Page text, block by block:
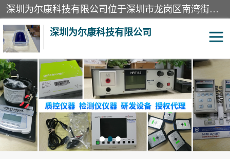
深圳为尔康科技有限公司位于深圳市龙岗区南湾街道。经营范围包括：计算机网络技术开发、技术转让、技术咨询、技术服务；一类医疗器械、通讯设备、机械设备、五金产品、电器产品的销售；二类、三类医疗器械的销售等；主要产品有：无创血压模拟仪、气体检测仪、检测仪、bms1x射线胶片、输液泵分析仪、呼吸机分析仪、心电图机测试仪等产品。
深圳为尔康科技有限公司
教学模型 实验室器材
模拟器 无创血压模拟仪
测试卡 检测仪